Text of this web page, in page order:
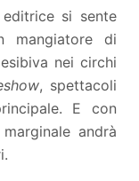
si sente
mangiatore di
nei circhi
, spettacoli
E con
andrà